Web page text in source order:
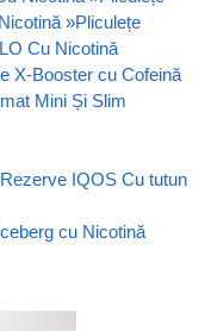
»Pliculețe
Cu Nicotină
X-Booster cu Cofeină
Mini Și Slim
Rezerve IQOS Cu tutun
cu Nicotină